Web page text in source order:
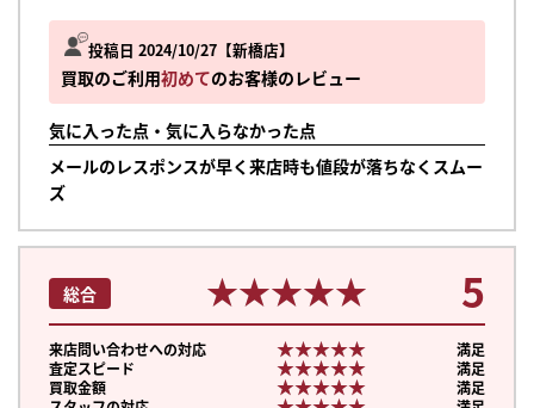
投稿日 2024/10/27 新橋店
買取のご利用初めてのお客様のレビュー
気に入った点・気に入らなかった点
メールのレスポンスが早く来店時も値段が落ちなくスムー
ズ
総合 ★★★★★
★★★★★ 5
来店問い合わせへの対応 ★★★★★
★★★★★
満足
査定スピード
★★★★★
★★★★★
満足
買取金額
★★★★★
★★★★★
満足
まずは
かんたん30秒でお試し査定